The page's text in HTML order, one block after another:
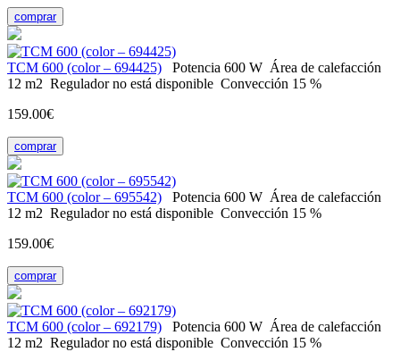
comprar
ТСМ 600 (color – 694425) Potencia 600 W Área de calefacción
12 m2 Regulador no está disponible Convección 15 %
159.00€
comprar
ТСМ 600 (color – 695542) Potencia 600 W Área de calefacción
12 m2 Regulador no está disponible Convección 15 %
159.00€
comprar
ТСМ 600 (color – 692179) Potencia 600 W Área de calefacción
12 m2 Regulador no está disponible Convección 15 %